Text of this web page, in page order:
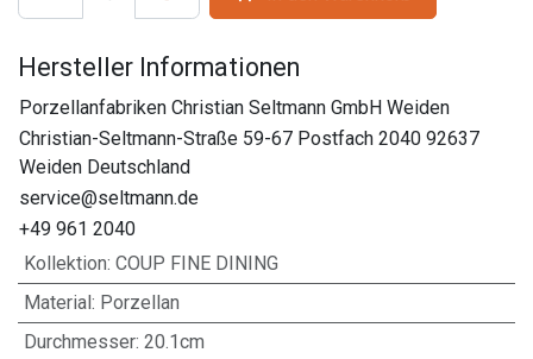
Hersteller Informationen
Porzellanfabriken Christian Seltmann GmbH Weiden
Christian-Seltmann-Straße 59-67 Postfach 2040 92637
Weiden Deutschland
service@seltmann.de
+49 961 2040
Kollektion: COUP FINE DINING
Material: Porzellan
Durchmesser: 20.1cm